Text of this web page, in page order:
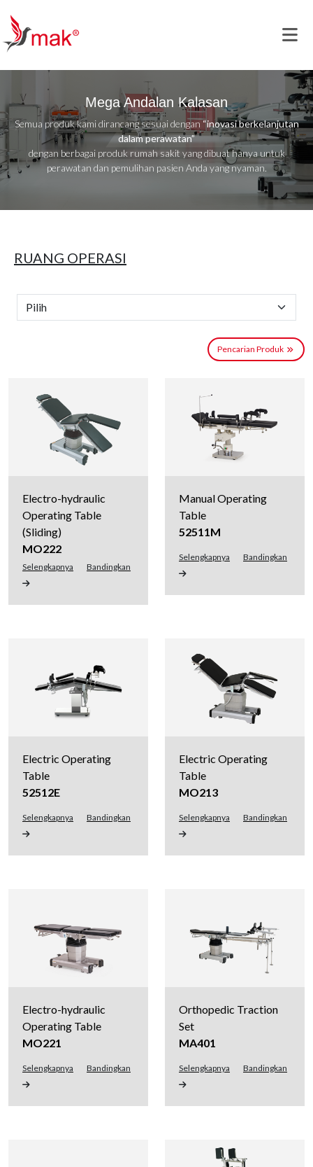
Mega Andalan Kalasan
Semua produk kami dirancang sesuai dengan“inovasi berkelanjutan
dalam perawatan”
dengan berbagai produk rumah sakit yang dibuat hanya untuk
perawatan dan pemulihan pasien Anda yang nyaman.
RUANG OPERASI
Pencarian Produk
Electro-hydraulic
Operating Table
(Sliding)
MO222
Selengkapnya Bandingkan
Manual Operating
Table
52511M
Selengkapnya Bandingkan
Electric Operating
Table
52512E
Selengkapnya Bandingkan
Electric Operating
Table
MO213
Selengkapnya Bandingkan
Electro-hydraulic
Operating Table
MO221
Selengkapnya Bandingkan
Orthopedic Traction
Set
MA401
Selengkapnya Bandingkan